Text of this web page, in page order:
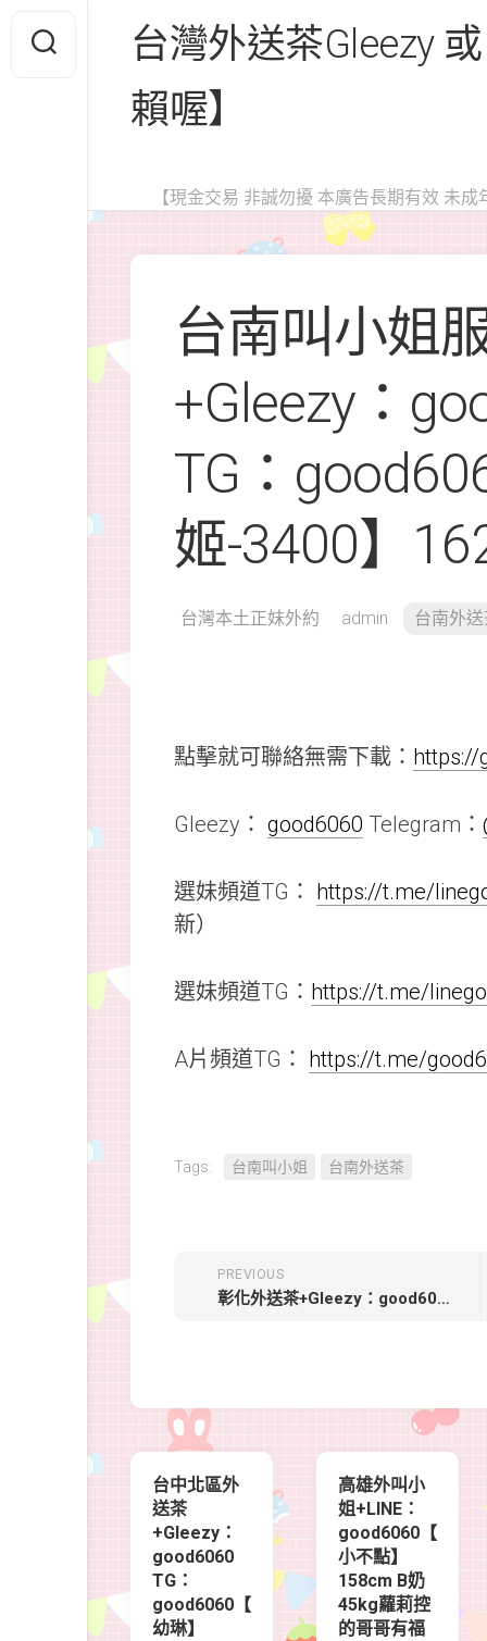
content
台灣外送茶Gleezy
賴喔】
【現金交易 非誠勿擾 本廣告長期有效 未成
台南叫小姐
+Gleezy：
TG：
姬-3400】
台灣本土正妹外約 admin 台南外
點擊就可聯絡無需下載： https://
Gleezy： good6060 Telegram：
選妹頻道TG： https://t.me/
新）
選妹頻道TG： https://t.me/
A片頻道TG： https://t.me/
Tags: 台南叫小姐 台南外送茶
PREVIOUS
彰化外送茶+Gleezy：good6060 TG：good6060【可欣】165 / D+ / 24y
台中北區外
送茶
+Gleezy：
good6060
TG：
good6060【
幼琳】
高雄外叫小
姐+LINE：
good6060【
小不點】
158cm B奶
45kg蘿莉控
的哥哥有福